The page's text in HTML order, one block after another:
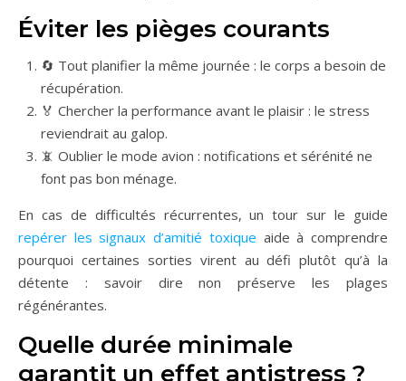
Éviter les pièges courants
🔄 Tout planifier la même journée : le corps a besoin de
récupération.
🏅 Chercher la performance avant le plaisir : le stress
reviendrait au galop.
📵 Oublier le mode avion : notifications et sérénité ne
font pas bon ménage.
En cas de difficultés récurrentes, un tour sur le guide
repérer les signaux d’amitié toxique aide à comprendre
pourquoi certaines sorties virent au défi plutôt qu’à la
détente : savoir dire non préserve les plages
régénérantes.
Quelle durée minimale
garantit un effet antistress ?